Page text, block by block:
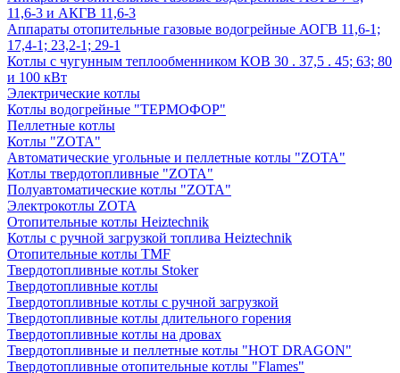
11,6-3 и АКГВ 11,6-3
Аппараты отопительные газовые водогрейные АОГВ 11,6-1;
17,4-1; 23,2-1; 29-1
Котлы с чугунным теплообменником КОВ 30 . 37,5 . 45; 63; 80
и 100 кВт
Электрические котлы
Котлы водогрейные "ТЕРМОФОР"
Пеллетные котлы
Котлы "ZOTA"
Автоматические угольные и пеллетные котлы "ZOTA"
Котлы твердотопливные "ZOTA"
Полуавтоматические котлы "ZOTA"
Электрокотлы ZOTA
Отопительные котлы Heiztechnik
Котлы с ручной загрузкой топлива Heiztechnik
Отопительные котлы TMF
Твердотопливные котлы Stoker
Твердотопливные котлы
Твердотопливные котлы с ручной загрузкой
Твердотопливные котлы длительного горения
Твердотопливные котлы на дровах
Твердотопливные и пеллетные котлы "HOT DRAGON"
Твердотопливные отопительные котлы "Flames"